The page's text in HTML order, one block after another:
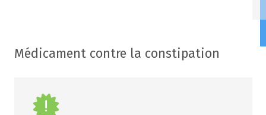
Médicament contre la constipation